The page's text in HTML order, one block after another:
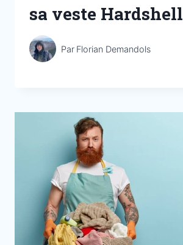
sa veste
Par Florian Demandols